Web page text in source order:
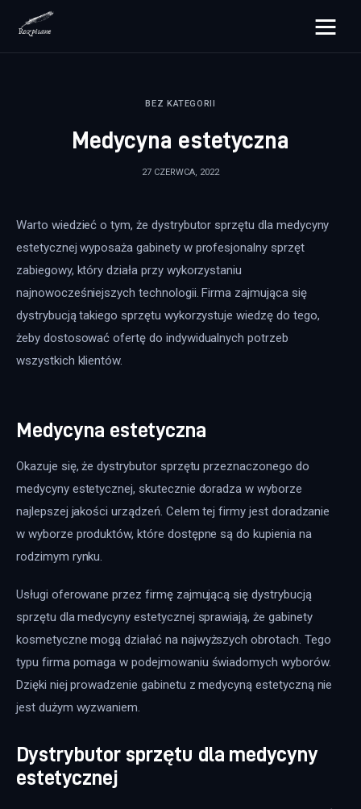
rozpisane.pl
Zdrowie
Dom i ogród
Więcej
BEZ KATEGORII
Medycyna estetyczna
27 CZERWCA, 2022
Warto wiedzieć o tym, że dystrybutor sprzętu dla medycyny
estetycznej wyposaża gabinety w profesjonalny sprzęt
zabiegowy, który działa przy wykorzystaniu
najnowocześniejszych technologii. Firma zajmująca się
dystrybucją takiego sprzętu wykorzystuje wiedzę do tego,
żeby dostosować ofertę do indywidualnych potrzeb
wszystkich klientów.
Medycyna estetyczna
Okazuje się, że dystrybutor sprzętu przeznaczonego do
medycyny estetycznej, skutecznie doradza w wyborze
najlepszej jakości urządzeń. Celem tej firmy jest doradzanie
w wyborze produktów, które dostępne są do kupienia na
rodzimym rynku.
Usługi oferowane przez firmę zajmującą się dystrybucją
sprzętu dla medycyny estetycznej sprawiają, że gabinety
kosmetyczne mogą działać na najwyższych obrotach. Tego
typu firma pomaga w podejmowaniu świadomych wyborów.
Dzięki niej prowadzenie gabinetu z medycyną estetyczną nie
jest dużym wyzwaniem.
Dystrybutor sprzętu dla medycyny
estetycznej